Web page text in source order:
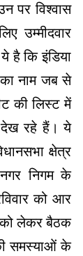
पर विश्वास
उम्मीदवार
है कि इंडिया
नाम जब से
की लिस्ट में
देख रहे हैं। ये
क्षेत्र
निगम के
को आर
को लेकर बैठक
समस्याओं के